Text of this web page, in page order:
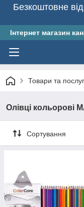
Безкоштовне
Інтернет магазин
Товари та
Олівці кольорові
Сортування